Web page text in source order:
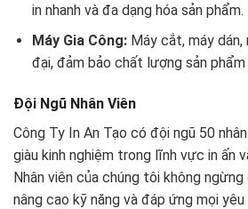
in nhanh và đa dạng hóa sản phẩm.
Máy Gia Công:Máy cắt, máy dán,
đại, đảm bảo chất lượng sản phẩm
Đội Ngũ Nhân Viên
Công Ty In An Tạo có đội ngũ 50
giàu kinh nghiệm trong lĩnh vực in ấn
Nhân viên của chúng tôi không
nâng cao kỹ năng và đáp ứng mọi yêu